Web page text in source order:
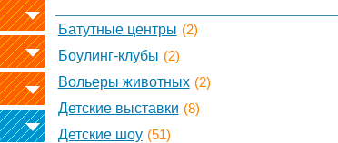
Батутные центры (2)
Боулинг-клубы (2)
Вольеры животных (2)
Детские выставки (8)
Детские шоу (51)